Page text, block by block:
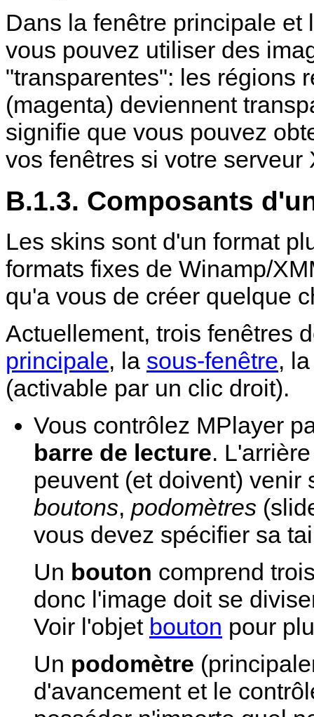
Dans la fenêtre principale et
vous pouvez utiliser des
"transparentes": les régions
(magenta) deviennent
signifie que vous pouvez
vos fenêtres si votre
B.1.3. Composants
Les skins sont d'un format
formats fixes de Winamp/
qu'a vous de créer quelque
Actuellement, trois fenêtres
principale, la sous-fenêtre,
(activable par un clic droit).
Vous contrôlez MPlayer
barre de lecture.
peuvent (et doivent) venir
boutons, podomètres
vous devez spécifier sa
Un bouton comprend
donc l'image doit se
Voir l'objet bouton pour
Un podomètre
d'avancement et le